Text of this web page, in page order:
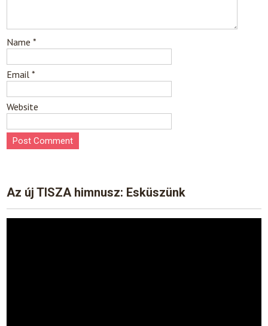
Name*
Email*
Website
Az új TISZA himnusz: Esküszünk